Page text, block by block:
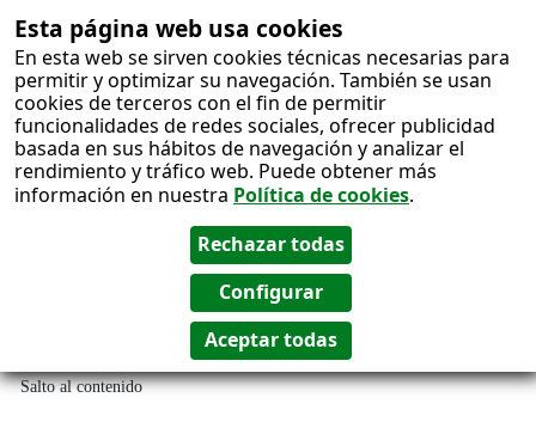
Esta página web usa cookies
En esta web se sirven cookies técnicas necesarias para
permitir y optimizar su navegación. También se usan
cookies de terceros con el fin de permitir
funcionalidades de redes sociales, ofrecer publicidad
basada en sus hábitos de navegación y analizar el
rendimiento y tráfico web. Puede obtener más
información en nuestra Política de cookies.
Salto al contenido